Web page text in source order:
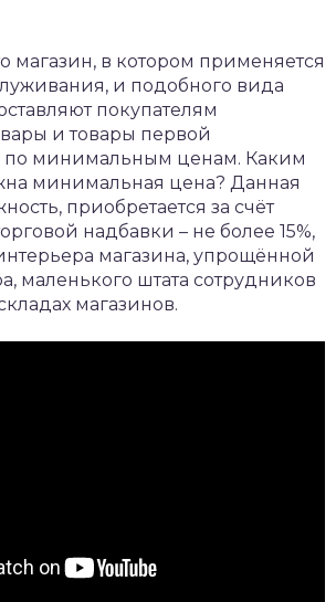
магазин, в котором применяется
и подобного вида
покупателям
и товары первой
по минимальным ценам. Каким
минимальная цена? Данная
приобретается за счёт
надбавки – не более 15%,
магазина, упрощённой
маленького штата сотрудников
магазинов.